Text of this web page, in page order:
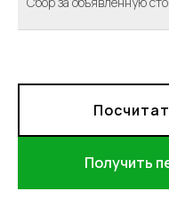
Получить